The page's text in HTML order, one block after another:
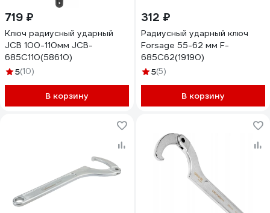
719 ₽
Ключ радиусный ударный
JCB 100-110мм JCB-
685C110(58610)
5(10)
В корзину
312 ₽
Радиусный ударный ключ
Forsage 55-62 мм F-
685C62(19190)
5(5)
В корзину